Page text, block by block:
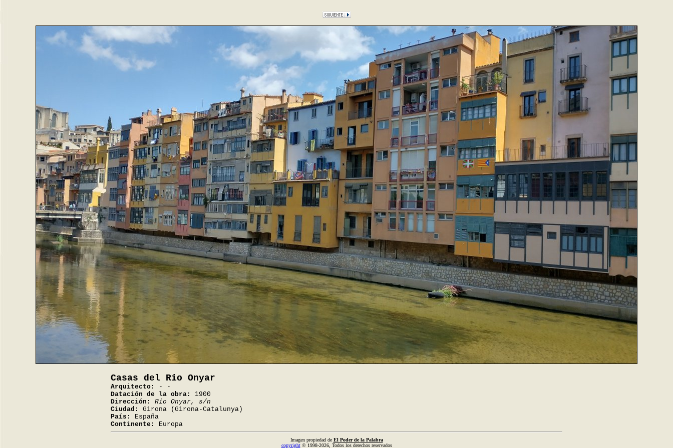
Casas del Rio Onyar
Arquitecto:
- -
Datación de la obra:
1900
Dirección:
Río Onyar, s/n
Ciudad:
Girona (Girona-Catalunya)
País:
España
Continente:
Europa
Imagen propiedad de El Poder de la Palabra
copyright© 1998-2026, Todos los derechos reservados